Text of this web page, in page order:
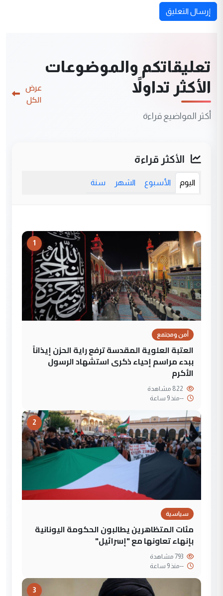
إرسال التعليق
تعليقاتكم والموضوعات
الأكثر تداولاً
أكثر المواضيع قراءة
عرض
الكل
الأكثر قراءة
اليوم الأسبوع الشهر سنة
1
أمن ومجتمع
العتبة العلوية المقدسة ترفع راية الحزن إيذاناً
ببدء مراسم إحياء ذكرى استشهاد الرسول
الأكرم
--منذ 9 ساعة
2
سياسية
مئات المتظاهرين يطالبون الحكومة اليونانية
بإنهاء تعاونها مع "إسرائيل"
--منذ 9 ساعة
3